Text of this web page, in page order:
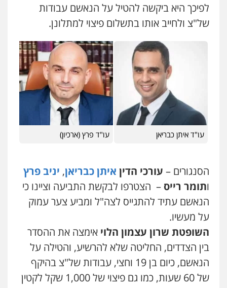
עו"ד שלי גורביץ – לוי
משפט פלילי פשיעה חמורה מעצרים
וחקירות צבאי תעבורה
0544218336
משרד עורכי דין חן ברוך
פלילי דיני תעבורה מעצרים וחקירות
0505078733
עו"ד קארין לגטיוי
פשיעה חמורה מעצרים וחקירות
משרד עורכי דין טאי שרקי
פלילי אסירים תעבורה
0547556464
עו"ד אילן אלימלך
פלילי פשיעה חמורה תעבורה אסירים
0522992110
לפיכך היא ביקשה להטיל על הנאשם עבודות
של"צ ולחייב אותו בתשלום פיצוי למתלונן.
עו"ד איתן כבריאן עו"ד פרץ (ארכיון)
הסנגורים – עורכי הדין איתן כבריאן, יניב פרץ
ותומר רייס – הצטרפו לבקשת התביעה וציינו כי
הנאשם עתיד להתגייס לצה"ל ומביע צער עמוק
על מעשיו.
השופטת שרון עצמון הלוי אימצה את ההסדר
בין הצדדים, החליטה שלא להרשיע, והטילה על
הנאשם, כיום בן 19 וחצי, עבודות של"צ בהיקף
של 60 שעות, כמו גם פיצוי של 1,000 שקל לקטין
כבריאן, מזר – משרד עורכי דין
פלילי מעצרים וחקירות
0543986802
עו"ד בועז קניג
פלילי כלכלי צבאי
0507003001
מנשה, אלמוג – עורכי דין
0546470989
עו"ד אבי כהן
פלילי פשיעה חמורה קטינים אלימות
0523647066
ויקי שמואל – משרד עו"ד
פלילי משפט פלילי
0528959600